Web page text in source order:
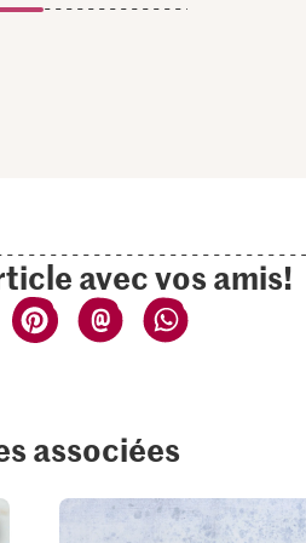
avec vos amis!
associées